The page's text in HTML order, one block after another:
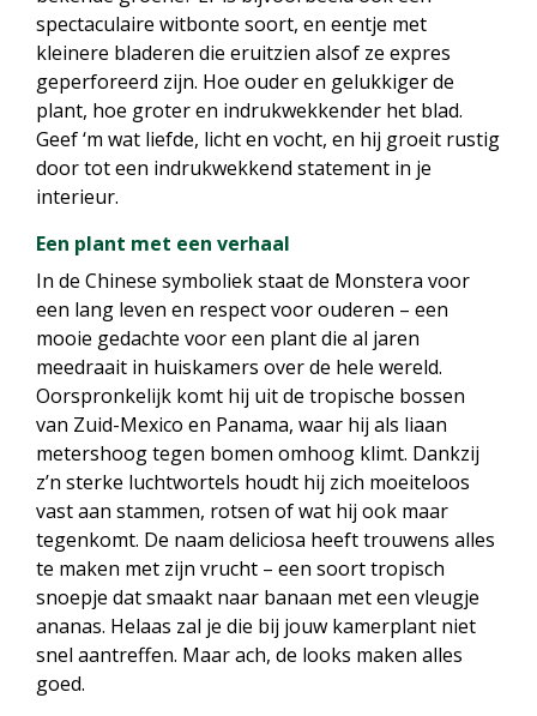
spectaculaire witbonte soort, en eentje met
kleinere bladeren die eruitzien alsof ze expres
geperforeerd zijn. Hoe ouder en gelukkiger de
plant, hoe groter en indrukwekkender het blad.
Geef ‘m wat liefde, licht en vocht, en hij groeit rustig
door tot een indrukwekkend statement in je
interieur.
Een plant met een verhaal
In de Chinese symboliek staat de Monstera voor
een lang leven en respect voor ouderen – een
mooie gedachte voor een plant die al jaren
meedraait in huiskamers over de hele wereld.
Oorspronkelijk komt hij uit de tropische bossen
van Zuid-Mexico en Panama, waar hij als liaan
metershoog tegen bomen omhoog klimt. Dankzij
z’n sterke luchtwortels houdt hij zich moeiteloos
vast aan stammen, rotsen of wat hij ook maar
tegenkomt. De naam deliciosa heeft trouwens alles
te maken met zijn vrucht – een soort tropisch
snoepje dat smaakt naar banaan met een vleugje
ananas. Helaas zal je die bij jouw kamerplant niet
snel aantreffen. Maar ach, de looks maken alles
goed.